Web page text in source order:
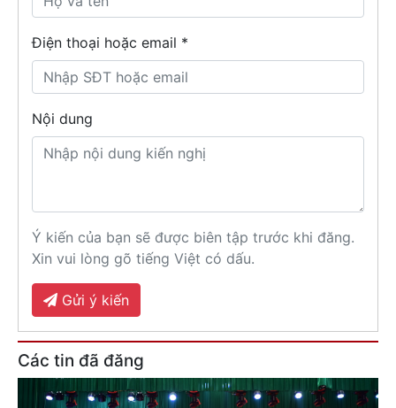
Điện thoại hoặc email *
Nội dung
Ý kiến của bạn sẽ được biên tập trước khi đăng.
Xin vui lòng gõ tiếng Việt có dấu.
Gửi ý kiến
Các tin đã đăng